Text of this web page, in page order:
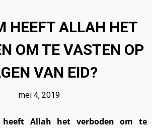
KUNNEN MOSLIMS
HINDOE-GODEN
GELIJKSCHAKELEN MET
PROFETEN EN RUIMTE
HEEFT ALLAH HET
OM TE VASTEN OP
VAN EID?
mei 4, 2019
heeft Allah het verboden om te